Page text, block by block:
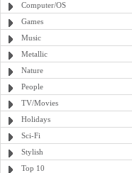
Computer/OS
Games
Music
Metallic
Nature
People
TV/Movies
Holidays
Sci-Fi
Stylish
Top 10